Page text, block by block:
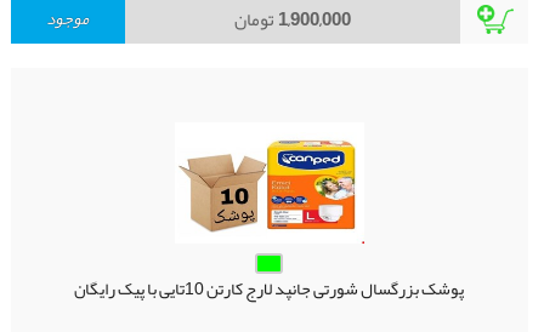
1,900,000تومان موجود
پوشک بزرگسال شورتی جانپد لارج کارتن 10تایی با پیک رایگان